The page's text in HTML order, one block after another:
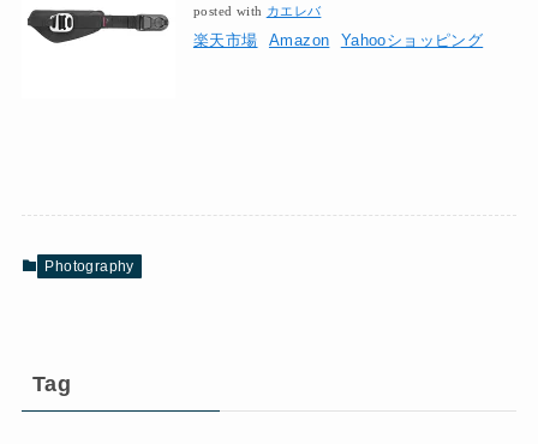
posted with カエレバ
楽天市場 Amazon Yahooショッピング
Photography
Tag